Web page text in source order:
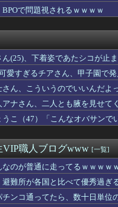
官邸の高市熊本訪問動画に
を噛み切れない顎になってし
ね？
、社名を「プチプチ株式会社
いをバイバイン揺らしてしまう
メートルJKのお尻をモロ映し
トハウス、ナルトに自分の顔
ガチで完全体すぎるwwwwwww
）、最新の姿に「痩せすぎ」
ースを辿っている！と話題に
秀を抹消 6日公示
会を家宅捜索 代表監督選考巡
て雛を飲み込もうとした。す
ンス』が気持ち悪い🤮
可愛い子が攻略できない致命
ったとんでもない規模の国民
てる謎のメーカー
BPOで問題視されるｗｗｗｗ
ん(25)、下着姿であたシコが止
愛すぎるチアさん、甲子園で
ん、こういうのでいいんだよ
アナさん、二人とも腋を見せて
うこ（47）「こんなオバサンで
VIP職人ブログwww [一覧]
なのが普通に走ってるｗｗｗｗ
避難所が各国と比べて優秀過ぎ
ンコ通ってたら、数十日単位